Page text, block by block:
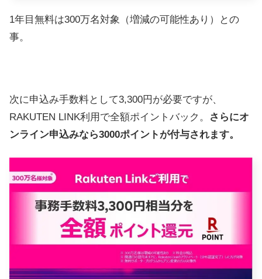
1年目無料は300万名対象（増減の可能性あり）との
事。
次に申込み手数料として3,300円が必要ですが、
RAKUTEN LINK利用で全額ポイントバック。
さらにオ
ンライン申込みなら3000ポイントが付与されます。